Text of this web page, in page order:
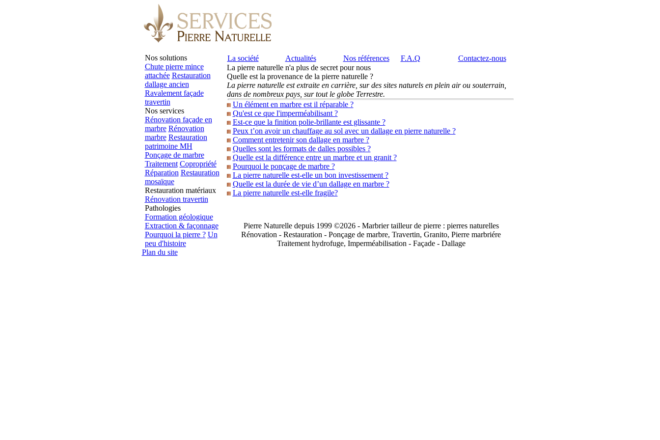
Nos solutions
Chute pierre mince
attachée Restauration
dallage ancien
Ravalement façade
travertin
Nos services
Rénovation façade en
marbre Rénovation
marbre Restauration
patrimoine MH
Ponçage de marbre
Traitement Copropriété
Réparation Restauration
mosaïque
Restauration matériaux
Rénovation travertin
Pathologies
Formation géologique
Extraction & façonnage
Pourquoi la pierre ? Un
peu d'histoire
La société Actualités Nos références F.A.Q
Contactez-nous
La pierre naturelle n'a plus de secret pour nous
Quelle est la provenance de la pierre naturelle ?
La pierre naturelle est extraite en carrière, sur des sites naturels en plein air ou souterrain,
dans de nombreux pays, sur tout le globe Terrestre.
Un élément en marbre est il réparable ?
Qu'est ce que l'imperméabilisant ?
Est-ce que la finition polie-brillante est glissante ?
Peux t’on avoir un chauffage au sol avec un dallage en pierre naturelle ?
Comment entretenir son dallage en marbre ?
Quelles sont les formats de dalles possibles ?
Quelle est la différence entre un marbre et un granit ?
Pourquoi le ponçage de marbre ?
La pierre naturelle est-elle un bon investissement ?
Quelle est la durée de vie d’un dallage en marbre ?
La pierre naturelle est-elle fragile?
Pierre Naturelle depuis 1999 ©2026 - Marbrier tailleur de pierre : pierres naturelles
Rénovation - Restauration - Ponçage de marbre, Travertin, Granito, Pierre marbriére
Traitement hydrofuge, Imperméabilisation - Façade - Dallage
Plan du site